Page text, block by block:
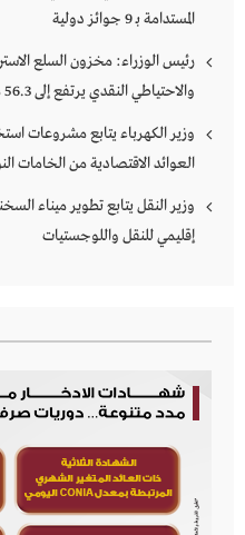
المستدامة بـ 9 جوائز دولية
رئيس الوزراء: مخزون السلع
والاحتياطي النقدي يرتفع إلى 56.3 مليار دولار
وزير الكهرباء يتابع مشروعات
العوائد الاقتصادية من الخامات
وزير النقل يتابع تطوير ميناء
إقليمي للنقل واللوجستيات